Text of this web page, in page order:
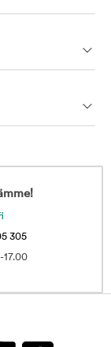
305
17.00